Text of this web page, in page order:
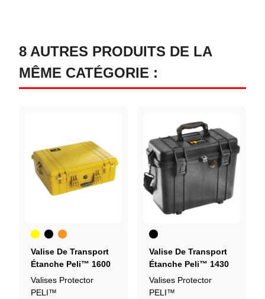
8 AUTRES PRODUITS DE LA
MÊME CATÉGORIE :
Jaune
NoirOrange
Valise De Transport
Étanche Peli™ 1600
Valises Protector
PELI™
Noir
Valise De Transport
Étanche Peli™ 1430
Valises Protector
PELI™